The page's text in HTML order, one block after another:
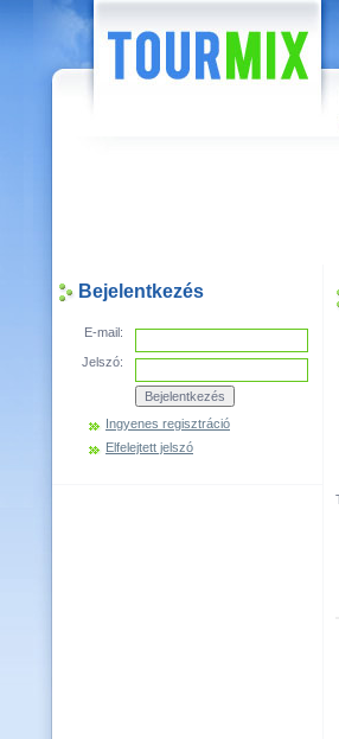
Bejelentkezés
E-mail:
Jelszó:
Ingyenes regisztráció
Elfelejtett jelszó